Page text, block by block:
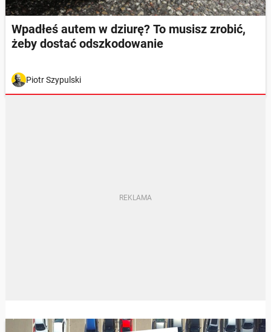
Wpadłeś autem w dziurę? To musisz zrobić,
żeby dostać odszkodowanie
Piotr Szypulski